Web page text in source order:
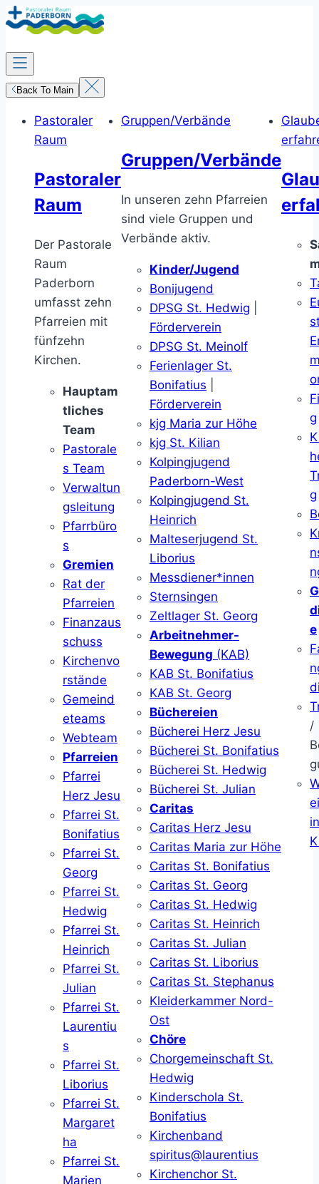
Zum
Inhalt
springen
Back To Main
Pastoraler
Raum
Pastoraler
Raum
Der Pastorale
Raum
Paderborn
umfasst zehn
Pfarreien mit
fünfzehn
Kirchen.
Hauptam
tliches
Team
Pastorale
s Team
Verwaltun
gsleitung
Pfarrbüro
s
Gremien
Rat der
Pfarreien
Finanzaus
schuss
Kirchenvo
rstände
Gemeind
eteams
Webteam
Pfarreien
Pfarrei
Herz Jesu
Pfarrei St.
Bonifatius
Pfarrei St.
Georg
Pfarrei St.
Hedwig
Pfarrei St.
Heinrich
Pfarrei St.
Julian
Pfarrei St.
Laurentiu
s
Pfarrei St.
Liborius
Pfarrei St.
Margaret
ha
Pfarrei St.
Marien
Gruppen/Verbände
Gruppen/Verbände
In unseren zehn Pfarreien
sind viele Gruppen und
Verbände aktiv.
Kinder/Jugend
Bonijugend
DPSG St. Hedwig
Förderverein
DPSG St. Meinolf
Ferienlager St.
Bonifatius
Förderverein
kjg Maria zur Höhe
kjg St. Kilian
Kolpingjugend
Paderborn-West
Kolpingjugend St.
Heinrich
Malteserjugend St.
Liborius
Messdiener*innen
Sternsingen
Zeltlager St. Georg
Arbeitnehmer-
Bewegung (KAB)
KAB St. Bonifatius
KAB St. Georg
Büchereien
Bücherei Herz Jesu
Bücherei St. Bonifatius
Bücherei St. Hedwig
Bücherei St. Julian
Caritas
Caritas Herz Jesu
Caritas Maria zur Höhe
Caritas St. Bonifatius
Caritas St. Georg
Caritas St. Hedwig
Caritas St. Heinrich
Caritas St. Julian
Caritas St. Liborius
Caritas St. Stephanus
Kleiderkammer Nord-
Ost
Chöre
Chorgemeinschaft St.
Hedwig
Kinderschola St.
Bonifatius
Kirchenband
spiritus@laurentius
Kirchenchor St.
g
g
e
/